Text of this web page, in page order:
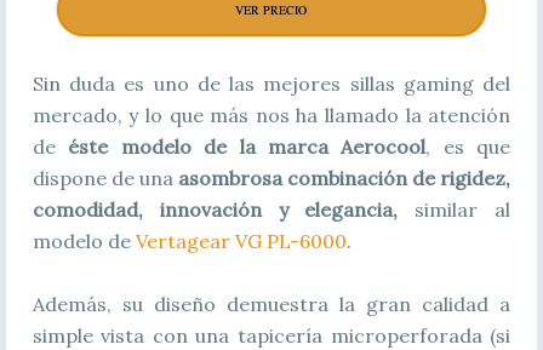
VER PRECIO
Sin duda es uno de las mejores sillas gaming del
mercado, y lo que más nos ha llamado la atención
de éste modelo de la marca Aerocool, es que
dispone de una asombrosa combinación de rigidez,
comodidad, innovación y elegancia, similar al
modelo de Vertagear VG PL-6000.
Además, su diseño demuestra la gran calidad a
simple vista con una tapicería microperforada (si